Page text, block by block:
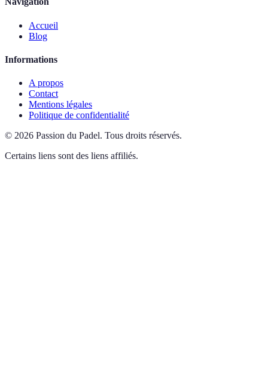
Accueil
Blog
Informations
A propos
Contact
Mentions légales
Politique de confidentialité
© 2026 Passion du Padel. Tous droits réservés.
Certains liens sont des liens affiliés.